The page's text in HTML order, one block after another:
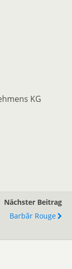
KG
Nächster Beitrag
Barbãr Rouge